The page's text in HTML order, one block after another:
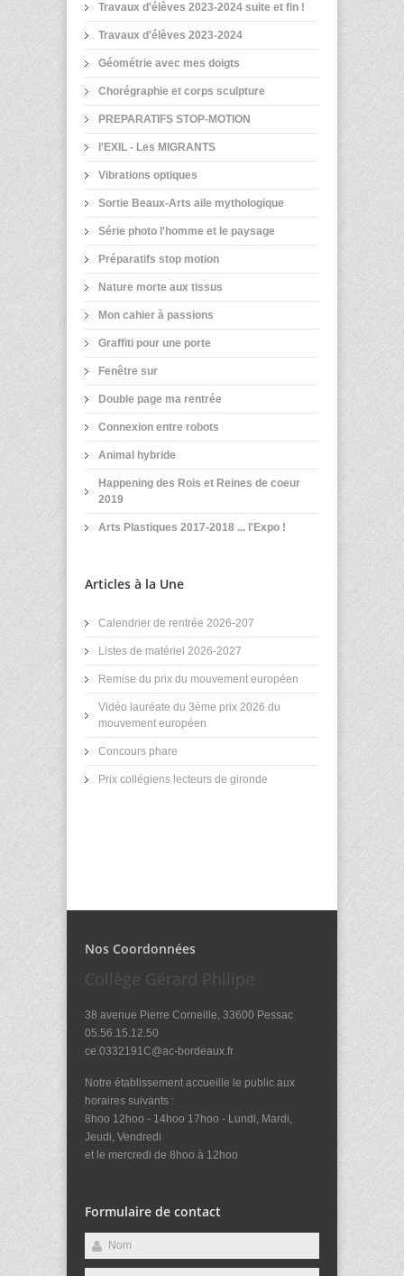
Travaux d'élèves 2023-2024 suite et fin !
Travaux d'élèves 2023-2024
Géométrie avec mes doigts
Chorégraphie et corps sculpture
PREPARATIFS STOP-MOTION
l'EXIL - Les MIGRANTS
Vibrations optiques
Sortie Beaux-Arts aile mythologique
Série photo l'homme et le paysage
Préparatifs stop motion
Nature morte aux tissus
Mon cahier à passions
Graffiti pour une porte
Fenêtre sur
Double page ma rentrée
Connexion entre robots
Animal hybride
Happening des Rois et Reines de coeur
2019
Arts Plastiques 2017-2018 ... l'Expo !
Articles à la Une
Calendrier de rentrée 2026-207
Listes de matériel 2026-2027
Remise du prix du mouvement européen
Vidéo lauréate du 3ème prix 2026 du
mouvement européen
Concours phare
Prix collégiens lecteurs de gironde
Nos Coordonnées
Collège Gérard Philipe
38 avenue Pierre Corneille, 33600 Pessac
05.56.15.12.50
ce.0332191C@ac-bordeaux.fr
Notre établissement accueille le public aux
horaires suivants :
8hoo 12hoo - 14hoo 17hoo - Lundi, Mardi,
Jeudi, Vendredi
et le mercredi de 8hoo à 12hoo
Formulaire de contact